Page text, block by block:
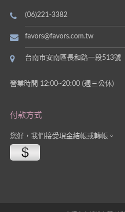
(06)221-3382
favors@favors.com.tw
台南市安南區長和路一段513號
營業時間 12:00~20:00 (週三公休)
付款方式
您好，我們接受現金結帳或轉帳。